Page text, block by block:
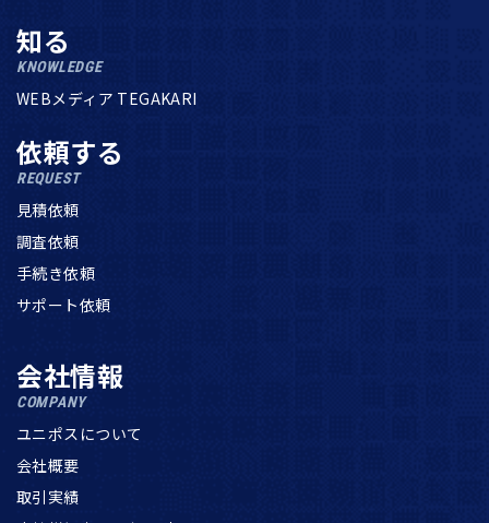
知る
KNOWLEDGE
WEBメディア TEGAKARI
依頼する
REQUEST
見積依頼
調査依頼
手続き依頼
サポート依頼
会社情報
COMPANY
ユニポスについて
会社概要
取引実績